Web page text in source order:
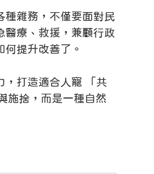
種雜務，不僅要面對民
醫療、救援，兼顧行政
提升改善了。
，打造適合人寵 「共
施捨，而是一種自然